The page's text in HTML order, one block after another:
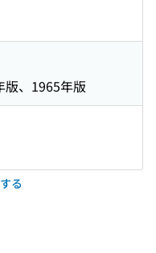
版、1965年版
る